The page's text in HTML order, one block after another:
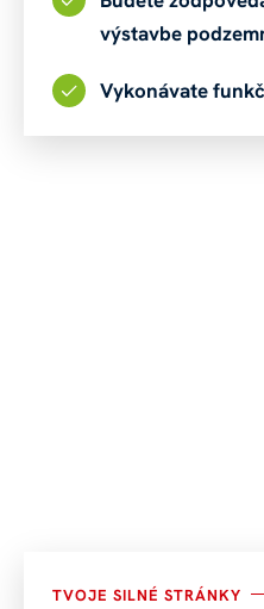
výstavbe
Vykonávate
TVOJE SILNÉ STRÁNKY